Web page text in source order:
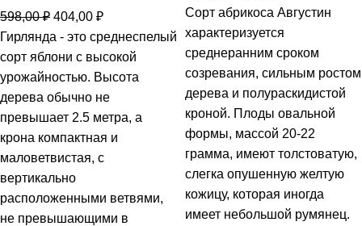
598,00₽ 404,00 ₽
Гирлянда - это среднеспелый
сорт яблони с высокой
урожайностью. Высота
дерева обычно не
превышает 2.5 метра, а
крона компактная и
маловетвистая, с
вертикально
расположенными ветвями,
не превышающими в
Сорт абрикоса Августин
характеризуется
среднеранним сроком
созревания, сильным ростом
дерева и полураскидистой
кроной. Плоды овальной
формы, массой 20-22
грамма, имеют толстоватую,
слегка опушенную желтую
кожицу, которая иногда
имеет небольшой румянец.